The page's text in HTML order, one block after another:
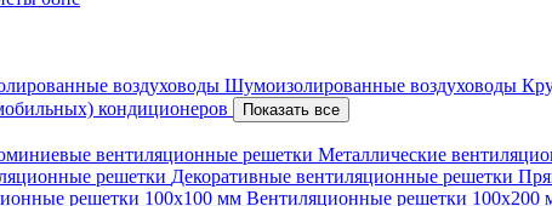
воздуховоды Шумоизолированные воздуховоды
кондиционеров Показать все
вентиляционные решетки Металлические
решетки Декоративные вентиляционные решетки
решетки 100х100 мм Вентиляционные решетки 100х200